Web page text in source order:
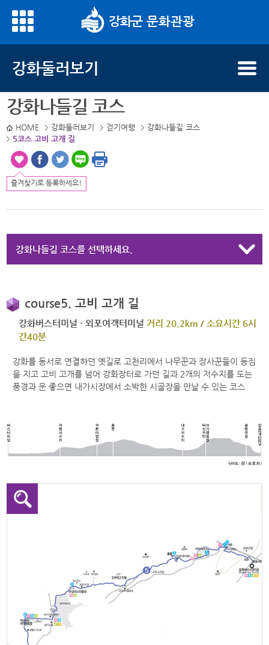
문화관광
강화둘러보기
강화나들길 코스
HOME 강화둘러보기 걷기여행
강화나들길 코스
5코스 고비 고개 길
즐겨찾기로 등록하세요!
강화나들길 코스를 선택하세요.
course5. 고비 고개 길
강화버스터미널 - 외포여객터미널 거리 20.2km / 소요시간 6시
간40분
강화를 동서로 연결하던 옛길로 고천리에서 나무꾼과 장사꾼들이 등짐
을 지고 고비 고개를 넘어 강화장터로 가던 길과 2개의 저수지를 도는
풍경과 운 좋으면 내가시장에서 소박한 시골장을 만날 수 있는 코스